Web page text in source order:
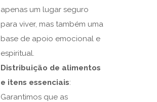
apenas um lugar seguro
para viver, mas também uma
base de apoio emocional e
espiritual.
Distribuição de alimentos
e itens essenciais:
Garantimos que as